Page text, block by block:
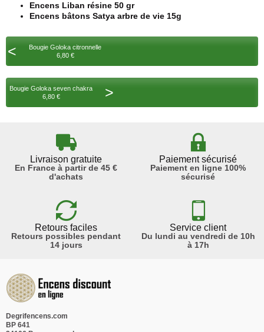
Encens Liban résine 50 gr
Encens bâtons Satya arbre de vie 15g
<
Bougie Goloka citronnelle
6,80 €
Bougie Goloka seven chakra
6,80 €
>
Livraison gratuite
En France à partir de 45 €
d'achats
Paiement sécurisé
Paiement en ligne 100%
sécurisé
Retours faciles
Retours possibles pendant
14 jours
Service client
Du lundi au vendredi de 10h
à 17h
Degrifencens.com
BP 641